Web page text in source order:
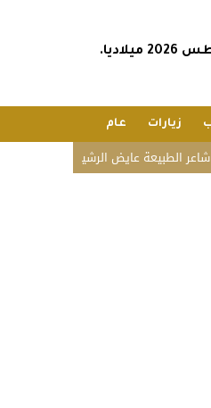
زيارات عام
عايض الرشيدي يحتفل بزواج نجله